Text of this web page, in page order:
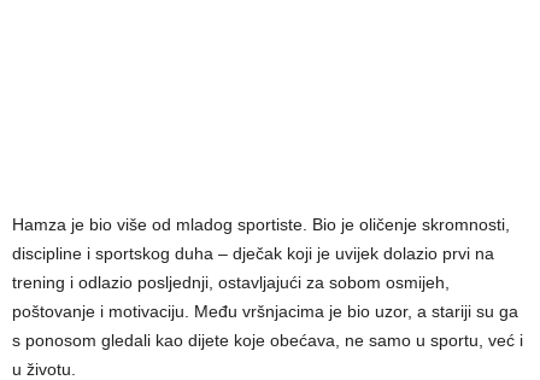
Hamza je bio više od mladog sportiste. Bio je oličenje skromnosti,
discipline i sportskog duha – dječak koji je uvijek dolazio prvi na
trening i odlazio posljednji, ostavljajući za sobom osmijeh,
poštovanje i motivaciju. Među vršnjacima je bio uzor, a stariji su ga
s ponosom gledali kao dijete koje obećava, ne samo u sportu, već i
u životu.